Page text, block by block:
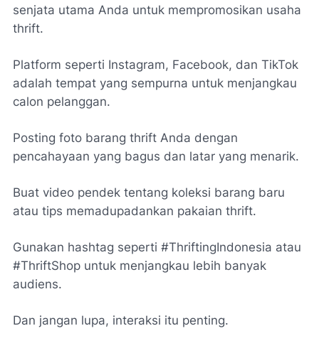
senjata utama Anda untuk mempromosikan usaha
thrift.
Platform seperti Instagram, Facebook, dan TikTok
adalah tempat yang sempurna untuk menjangkau
calon pelanggan.
Posting foto barang thrift Anda dengan
pencahayaan yang bagus dan latar yang menarik.
Buat video pendek tentang koleksi barang baru
atau tips memadupadankan pakaian thrift.
Gunakan hashtag seperti #ThriftingIndonesia atau
#ThriftShop untuk menjangkau lebih banyak
audiens.
Dan jangan lupa, interaksi itu penting.